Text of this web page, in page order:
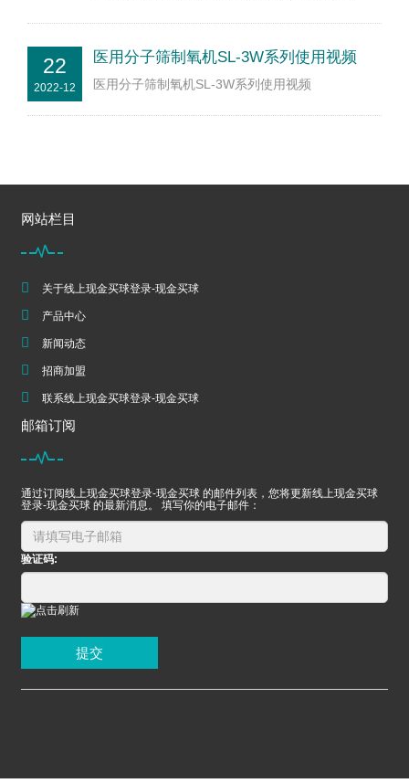
22
2022-12
医用分子筛制氧机SL-3W系列使用视频
医用分子筛制氧机SL-3W系列使用视频
网站栏目
关于线上现金买球登录-现金买球
产品中心
新闻动态
招商加盟
联系线上现金买球登录-现金买球
邮箱订阅
通过订阅线上现金买球登录-现金买球 的邮件列表，您将更新线上现金买球
登录-现金买球 的最新消息。 填写你的电子邮件：
验证码:
提交